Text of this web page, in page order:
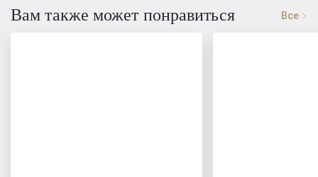
Вам также может понравиться Все